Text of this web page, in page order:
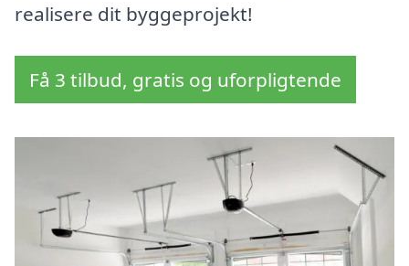
realisere dit byggeprojekt!
Få 3 tilbud, gratis og uforpligtende